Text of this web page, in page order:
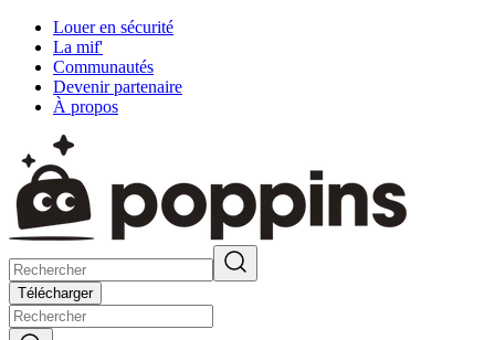
Louer en sécurité
La mif'
Communautés
Devenir partenaire
À propos
Télécharger